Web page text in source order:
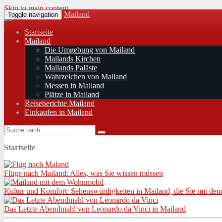
Skip to main content
Toggle navigation Mailand
Startseite
Mailand
Die Umgebung von Mailand
Mailands Kirchen
Mailands Paläste
Wahrzeichen von Mailand
Messen in Mailand
Plätze in Mailand
Reiseberichte Mailand
Einkaufen in Mailand
Startseite
Flüge nach Mailand: Alles, was Sie wissen müssen
Kultur und Komfort: Sehenswürdigkeiten in Mailand, die Sie mit
Das Letzte Abendmahl von Leonardo da Vinci in Mailand